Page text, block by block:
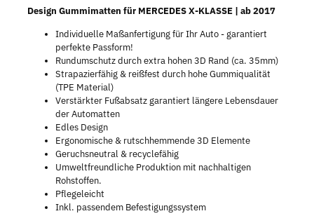
Design Gummimatten für MERCEDES X-KLASSE | ab 2017
Individuelle Maßanfertigung für Ihr Auto - garantiert
perfekte Passform!
Rundumschutz durch extra hohen 3D Rand (ca. 35mm)
Strapazierfähig & reißfest durch hohe Gummiqualität
(TPE Material)
Verstärkter Fußabsatz garantiert längere Lebensdauer
der Automatten
Edles Design
Ergonomische & rutschhemmende 3D Elemente
Geruchsneutral & recyclefähig
Umweltfreundliche Produktion mit nachhaltigen
Rohstoffen.
Pflegeleicht
Inkl. passendem Befestigungssystem